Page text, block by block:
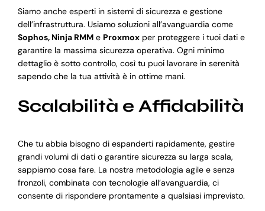
Siamo anche esperti in sistemi di sicurezza e gestione
dell’infrastruttura. Usiamo soluzioni all’avanguardia come
Sophos, Ninja RMMe Proxmoxper proteggere i tuoi dati e
garantire la massima sicurezza operativa. Ogni minimo
dettaglio è sotto controllo, così tu puoi lavorare in serenità
sapendo che la tua attività è in ottime mani.
Scalabilità e Affidabilità
Che tu abbia bisogno di espanderti rapidamente, gestire
grandi volumi di dati o garantire sicurezza su larga scala,
sappiamo cosa fare. La nostra metodologia agile e senza
fronzoli, combinata con tecnologie all’avanguardia, ci
consente di rispondere prontamente a qualsiasi imprevisto.